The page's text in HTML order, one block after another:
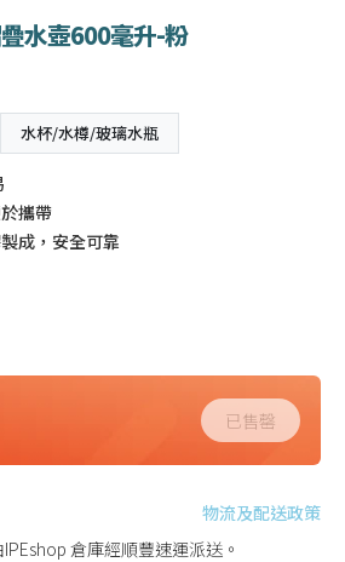
水壺600毫升-粉
水杯/水樽/玻璃水瓶
攜帶
成，安全可靠
已售罄
物流及配送政策
倉庫經順豐速運派送。